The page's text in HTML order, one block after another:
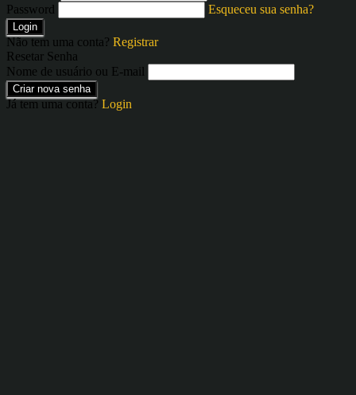
Password
Esqueceu sua senha?
Login
Não tem uma conta? Registrar
Resetar Senha
Nome de usuário ou E-mail
Criar nova senha
Já tem uma conta? Login